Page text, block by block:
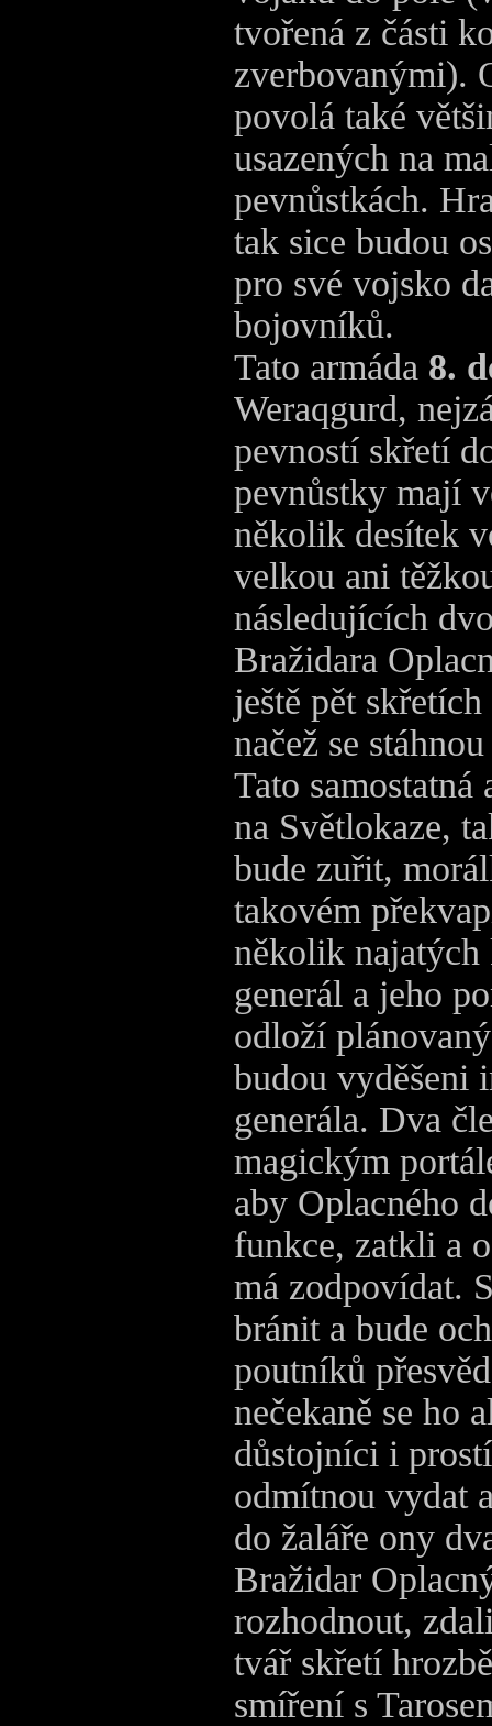
tvořená z části
zverbovanými).
povolá také
usazených na
pevnůstkách.
tak sice budou
pro své vojsko
bojovníků.
Tato armáda 8.
Weraqgurd,
pevností skřetí
pevnůstky mají
několik desítek
velkou ani
následujících
Bražidara
ještě pět
načež se
Tato
na Světlokaze,
bude zuřit,
takovém
několik najatých
generál a jeho
odloží
budou vyděšeni
generála. Dva
magickým
aby Oplacného
funkce, zatkli a
má zodpovídat.
bránit a bude
poutníků
nečekaně se ho
důstojníci i
odmítnou vydat
do žaláře ony
Bražidar
rozhodnout,
tvář skřetí
smíření s